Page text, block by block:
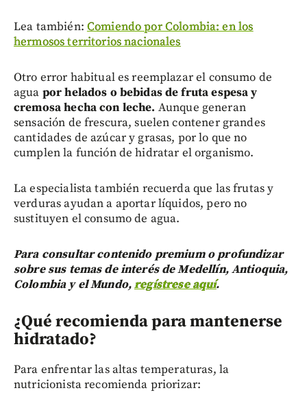
Lea también: Comiendo por Colombia: en los
hermosos territorios nacionales
Otro error habitual es reemplazar el consumo de
agua por helados o bebidas de fruta espesa y
cremosa hecha con leche. Aunque generan
sensación de frescura, suelen contener grandes
cantidades de azúcar y grasas, por lo que no
cumplen la función de hidratar el organismo.
La especialista también recuerda que las frutas y
verduras ayudan a aportar líquidos, pero no
sustituyen el consumo de agua.
Para consultar contenido premium o profundizar
sobre sus temas de interés de Medellín, Antioquia,
Colombia y el Mundo,regístrese aquí.
¿Qué recomienda para mantenerse
hidratado?
Para enfrentar las altas temperaturas, la
nutricionista recomienda priorizar: